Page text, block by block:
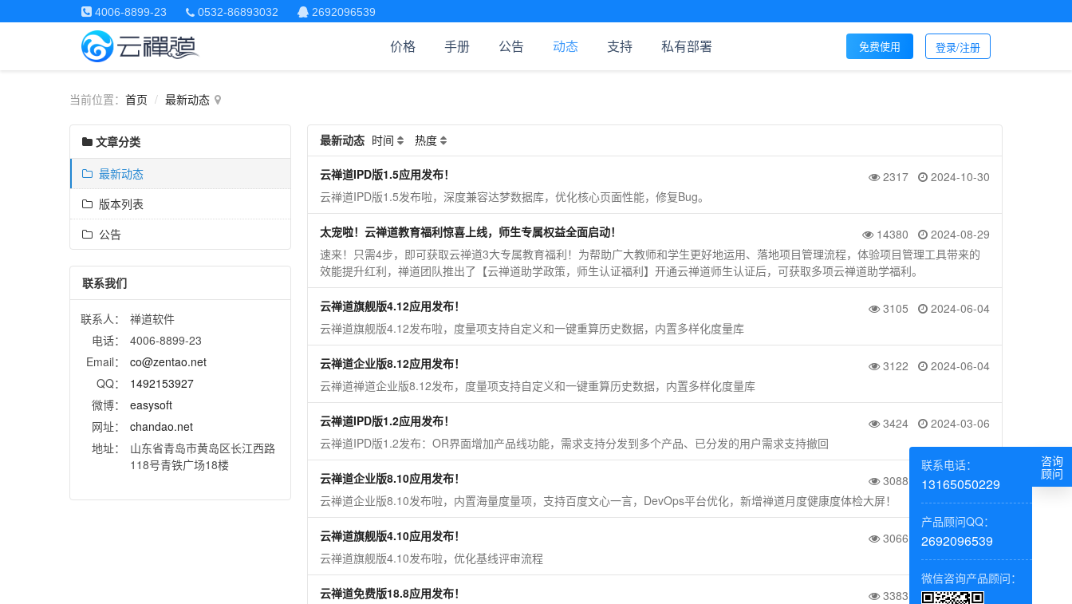
4006-8899-23 0532-86893032 2692096539
价格 手册 公告 动态 支持 私有部署 免费使用 登录/注册
咨询
顾问
联系电话：
13165050229
产品顾问QQ：
2692096539
微信咨询产品顾问：
当前位置： 首页 最新动态
最新动态 时间 热度
2317 2024-10-30
云禅道IPD版1.5应用发布！
云禅道IPD版1.5发布啦，深度兼容达梦数据库，优化核心页面性能，修复Bug。
14380 2024-08-29
太宠啦！云禅道教育福利惊喜上线，师生专属权益全面启动！
速来！只需4步，即可获取云禅道3大专属教育福利！为帮助广大教师和学生更好地运用、落地项目管理流程，体验项目管理工具带来的
效能提升红利，禅道团队推出了【云禅道助学政策，师生认证福利】开通云禅道师生认证后，可获取多项云禅道助学福利。
3105 2024-06-04
云禅道旗舰版4.12应用发布！
云禅道旗舰版4.12发布啦，度量项支持自定义和一键重算历史数据，内置多样化度量库
3122 2024-06-04
云禅道企业版8.12应用发布！
云禅道禅道企业版8.12发布，度量项支持自定义和一键重算历史数据，内置多样化度量库
3424 2024-03-06
云禅道IPD版1.2应用发布！
云禅道IPD版1.2发布：OR界面增加产品线功能，需求支持分发到多个产品、已分发的用户需求支持撤回
3088 2024-01-24
云禅道企业版8.10应用发布！
云禅道企业版8.10发布啦，内置海量度量项，支持百度文心一言，DevOps平台优化，新增禅道月度健康度体检大屏！
3066 2024-01-24
云禅道旗舰版4.10应用发布！
云禅道旗舰版4.10发布啦，优化基线评审流程
3383 2023-11-16
云禅道免费版18.8应用发布！
文章分类
最新动态
版本列表
公告
联系我们
联系人：
禅道软件
电话：
4006-8899-23
Email：
co@zentao.net
QQ：
1492153927
微博：
easysoft
网址：
chandao.net
地址：
山东省青岛市黄岛区长江西路
118号青铁广场18楼